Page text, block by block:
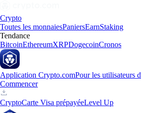
Crypto
Toutes les monnaiesPaniersEarnStaking
Tendance
BitcoinEthereumXRPDogecoinCronos
Application Crypto.comPour les utilisateurs
Commencer
CryptoCarte Visa prépayéeLevel Up